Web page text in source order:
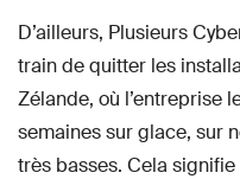
D’ailleurs, Plusieurs
train de quitter les
Zélande, où l’entreprise
semaines sur glace, sur
très basses. Cela